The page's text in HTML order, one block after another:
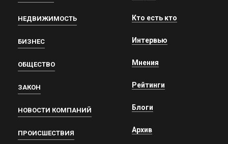
НЕДВИЖИМОСТЬ
БИЗНЕС
ОБЩЕСТВО
ЗАКОН
НОВОСТИ КОМПАНИЙ
ПРОИСШЕСТВИЯ
Кто есть кто
Интервью
Мнения
Рейтинги
Блоги
Архив